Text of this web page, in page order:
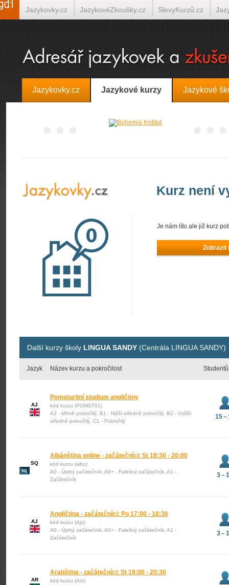
Jazykovky.cz Jazykové kurzy Jazykové
Kurz není
Je nám líto ale již kurz
Zobrazit
Další kurzy školy LINGUA SANDY (Centrála LINGUA SANDY)
Jazyk Název kurzu a pokročilost Studentů
AJ
Pomaturitní studium angličtiny
kód kurzu (POMST01)
A2 - Mírně pokročilý, B1 - Nižší-středně pokročilý, B2 - Vyšší-
středně pokročilý, C1 - Pokročilý
15 –
SQ
sq
Albánština online - začátečníci: St 18:30 - 20:00
kód kurzu (albz)
A0 - Úplný začátečník, A0+ - Falešný začátečník, A1 -
Začátečník
3 –
AJ
Angličtina - začátečníci: Po 17:00 - 18:30
kód kurzu (Ajz)
A0 - Úplný začátečník, A0+ - Falešný začátečník, A1 -
Začátečník
3 –
AR
Arabština - začátečníci: St 19:00 - 20:30
kód kurzu (Arz)
Jazykovky.cz JazykovéZkoušky.cz SlevyKurzů.cz
Španělština on-line Italština on-line Tlumočení-